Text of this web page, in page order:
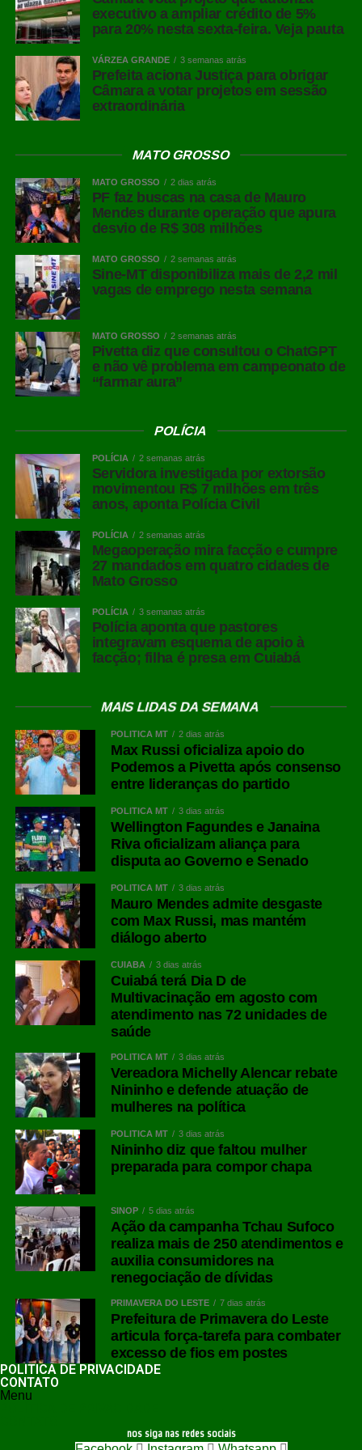
COMENTE ABAIXO:
Facebook
Twitter
LinkedIn
Share
executivo a ampliar crédito de 5%
para 20% nesta sexta-feira. Veja pauta
VÁRZEA GRANDE 3 semanas atrás
Prefeita aciona Justiça para obrigar
Câmara a votar projetos em sessão
extraordinária
MATO GROSSO
MATO GROSSO 2 dias atrás
PF faz buscas na casa de Mauro
Mendes durante operação que apura
desvio de R$ 308 milhões
MATO GROSSO 2 semanas atrás
Sine-MT disponibiliza mais de 2,2 mil
vagas de emprego nesta semana
MATO GROSSO 2 semanas atrás
Pivetta diz que consultou o ChatGPT
e não vê problema em campeonato de
“farmar aura”
POLÍCIA
POLÍCIA 2 semanas atrás
Servidora investigada por extorsão
movimentou R$ 7 milhões em três
anos, aponta Polícia Civil
POLÍCIA 2 semanas atrás
Megaoperação mira facção e cumpre
27 mandados em quatro cidades de
Mato Grosso
POLÍCIA 3 semanas atrás
Polícia aponta que pastores
integravam esquema de apoio à
facção; filha é presa em Cuiabá
MAIS LIDAS DA SEMANA
POLÍTICA MT 2 dias atrás
Max Russi oficializa apoio do
Podemos a Pivetta após consenso
entre lideranças do partido
POLÍTICA MT 3 dias atrás
Wellington Fagundes e Janaina
Riva oficializam aliança para
disputa ao Governo e Senado
POLÍTICA MT 3 dias atrás
Mauro Mendes admite desgaste
com Max Russi, mas mantém
diálogo aberto
CUIABÁ 3 dias atrás
Cuiabá terá Dia D de
Multivacinação em agosto com
atendimento nas 72 unidades de
saúde
POLÍTICA MT 3 dias atrás
Vereadora Michelly Alencar rebate
Nininho e defende atuação de
mulheres na política
POLÍTICA MT 3 dias atrás
Nininho diz que faltou mulher
preparada para compor chapa
SINOP 5 dias atrás
Ação da campanha Tchau Sufoco
realiza mais de 250 atendimentos e
auxilia consumidores na
renegociação de dívidas
PRIMAVERA DO LESTE 7 dias atrás
Prefeitura de Primavera do Leste
articula força-tarefa para combater
excesso de fios em postes
POLÍTICA DE PRIVACIDADE
CONTATO
Menu
nos siga nas redes sociais